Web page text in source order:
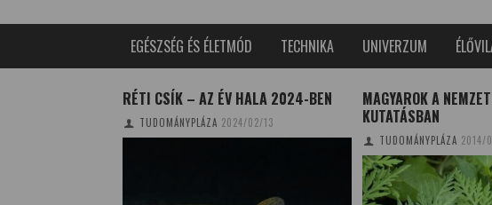
EGÉSZSÉG ÉS ÉLETMÓD TECHNIKA UNIVERZUM
MAGYAROK A NEMZETKÖZI PARLAGFŰ-
KUTATÁSBAN
TUDOMÁNYPLÁZA 2014/08/24
FÉNYÉRZÉKENY
TUDOMÁNYPLÁZA 2025/